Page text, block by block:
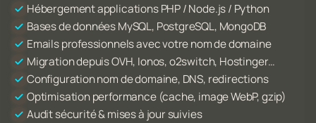
Hébergement applications PHP / Node.js / Python
Bases de données MySQL, PostgreSQL, MongoDB
Emails professionnels avec votre nom de domaine
Migration depuis OVH, Ionos, o2switch, Hostinger…
Configuration nom de domaine, DNS, redirections
Optimisation performance (cache, image WebP, gzip)
Audit sécurité & mises à jour suivies